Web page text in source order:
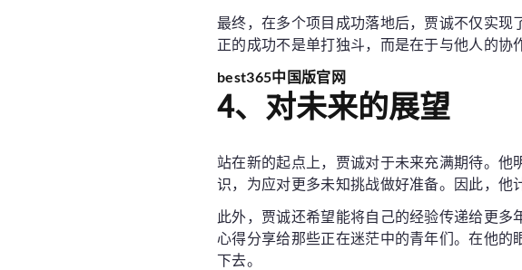
最终，在多个项目成功落地后，贾诚不仅实
正的成功不是单打独斗，而是在于与他人的协
best365中国版官网
4、对未来的展望
站在新的起点上，贾诚对于未来充满期待。
识，为应对更多未知挑战做好准备。因此，他
此外，贾诚还希望能将自己的经验传递给更
心得分享给那些正在迷茫中的青年们。在他
下去。